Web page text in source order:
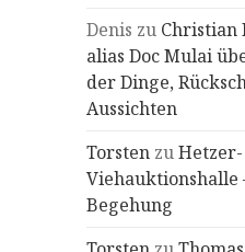
Denis zu Christian
alias Doc Mulai
der Dinge,
Aussichten
Torsten zu
Viehauktionshalle
Begehung